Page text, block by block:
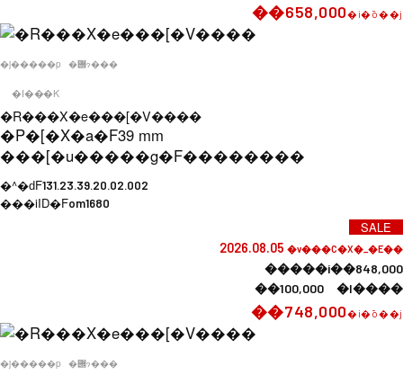
��658,000�i�ō��j
�j�����p �݌ɂ���
�I���K
�R���X�e���[�V����
�P�[�X�a�F39 mm
���[�u�����g�F��������
�^�ԁF131.23.39.20.02.002
���iID�Fom1680
SALE
2026.08.05 �v���C�X�_�E��
�����i��848,000
��100,000 �l����
��748,000�i�ō��j
�j�����p �݌ɂ���